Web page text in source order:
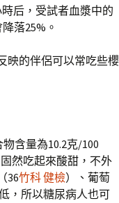
后，受試者血漿中的
落25%。
映的伴侶可以常吃些櫻
含量為10.2克/100
然吃起來酸甜，不外
36竹科 健檢）、葡萄
，所以糖尿病人也可